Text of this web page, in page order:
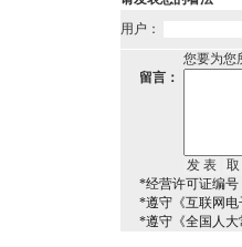
用户：
您要为您
留言：
*经营许可证编号
*遵守《互联网电
*遵守《全国人大